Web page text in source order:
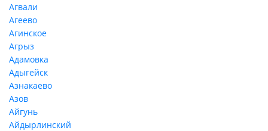
Агвали
Агеево
Агинское
Агрыз
Адамовка
Адыгейск
Азнакаево
Азов
Айгунь
Айдырлинский